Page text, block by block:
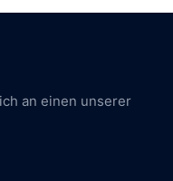
an einen unserer